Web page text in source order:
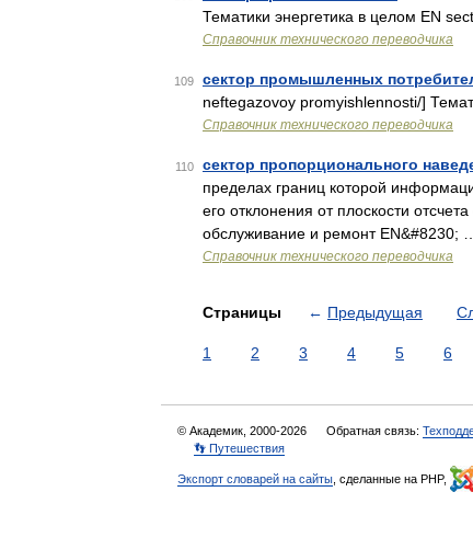
Тематики энергетика в целом EN
Справочник технического переводчика
109 сектор промышленных
neftegazovoy promyishlennosti/]
Справочник технического переводчика
110 сектор пропорционального
пределах границ которой
его отклонения от плоскости
обслуживание и ремонт EN&#8230; …
Справочник технического переводчика
Страницы ← Предыдущая
1 2 3 4 5 6
© Академик, 2000-2026 Обратная связь:
👣 Путешествия
Экспорт словарей на сайты , сделанные на PHP,